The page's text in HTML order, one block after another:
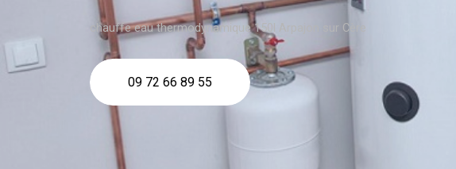
chauffe eau thermodynamique 150l Arpajon sur Cère
09 72 66 89 55